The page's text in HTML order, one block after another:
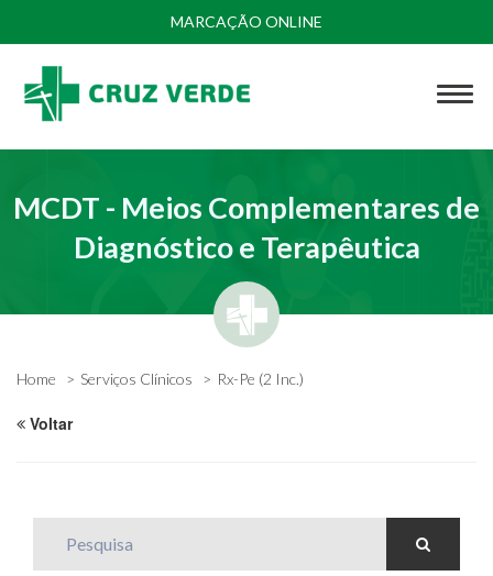
MARCAÇÃO ONLINE
MCDT - Meios Complementares de
Diagnóstico e Terapêutica
Home Serviços Clínicos Rx-Pe (2 Inc.)
Voltar